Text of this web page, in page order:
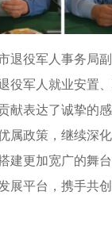
退役军人事务局
役军人就业安置
献表达了诚挚的
属政策，继续深
建更加宽广的舞台
展平台，携手共